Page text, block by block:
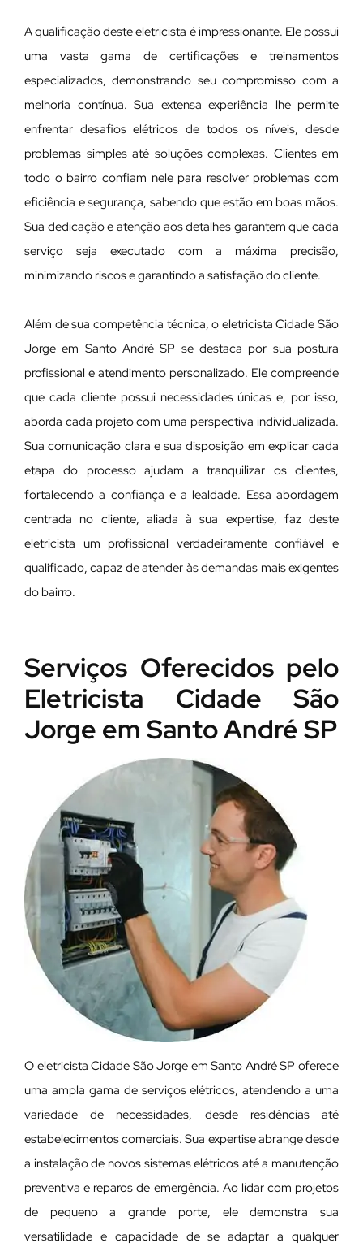
A qualificação deste eletricista é impressionante. Ele possui
uma vasta gama de certificações e treinamentos
especializados, demonstrando seu compromisso com a
melhoria contínua. Sua extensa experiência lhe permite
enfrentar desafios elétricos de todos os níveis, desde
problemas simples até soluções complexas. Clientes em
todo o bairro confiam nele para resolver problemas com
eficiência e segurança, sabendo que estão em boas mãos.
Sua dedicação e atenção aos detalhes garantem que cada
serviço seja executado com a máxima precisão,
minimizando riscos e garantindo a satisfação do cliente.
Além de sua competência técnica, o eletricista Cidade São
Jorge em Santo André SP se destaca por sua postura
profissional e atendimento personalizado. Ele compreende
que cada cliente possui necessidades únicas e, por isso,
aborda cada projeto com uma perspectiva individualizada.
Sua comunicação clara e sua disposição em explicar cada
etapa do processo ajudam a tranquilizar os clientes,
fortalecendo a confiança e a lealdade. Essa abordagem
centrada no cliente, aliada à sua expertise, faz deste
eletricista um profissional verdadeiramente confiável e
qualificado, capaz de atender às demandas mais exigentes
do bairro.
Serviços Oferecidos pelo
Eletricista Cidade São
Jorge em Santo André SP
O eletricista Cidade São Jorge em Santo André SP oferece
uma ampla gama de serviços elétricos, atendendo a uma
variedade de necessidades, desde residências até
estabelecimentos comerciais. Sua expertise abrange desde
a instalação de novos sistemas elétricos até a manutenção
preventiva e reparos de emergência. Ao lidar com projetos
de pequeno a grande porte, ele demonstra sua
versatilidade e capacidade de se adaptar a qualquer